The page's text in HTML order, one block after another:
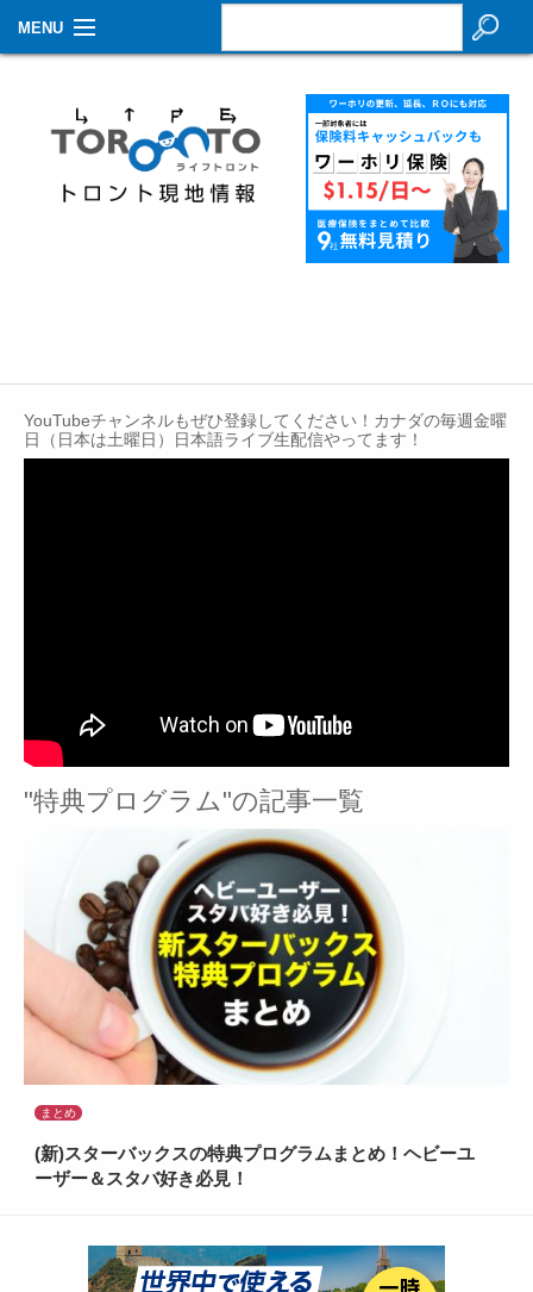
MENU
生活情報
その他
YouTubeチャンネルもぜひ登録してください！カナダの毎週金曜
日（日本は土曜日）日本語ライブ生配信やってます！
"特典プログラム"の記事一覧
まとめ
(新)スターバックスの特典プログラムまとめ！ヘビーユ
ーザー＆スタバ好き必見！